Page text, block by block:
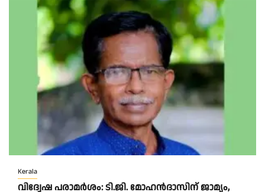
Kerala
വിദ്വേഷ പരാമർശം: ടി.ജി. മോഹൻദാസിന് ജാമ്യം,